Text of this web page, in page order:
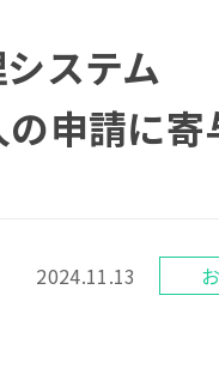
ステム
申請に寄
2024.11.13